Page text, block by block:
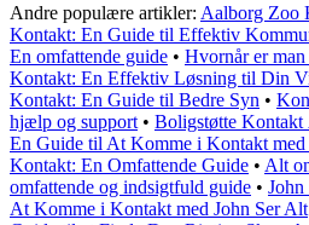
Andre populære artikler: Aalborg Zoo
Kontakt: En Guide til Effektiv
En omfattende guide • Hvornår er
Kontakt: En Effektiv Løsning til Din
Kontakt: En Guide til Bedre Syn •
hjælp og support • Boligstøtte Kontakt
En Guide til At Komme i Kontakt
Kontakt: En Omfattende Guide • Alt
omfattende og indsigtfuld guide •
At Komme i Kontakt med John Ser Alt